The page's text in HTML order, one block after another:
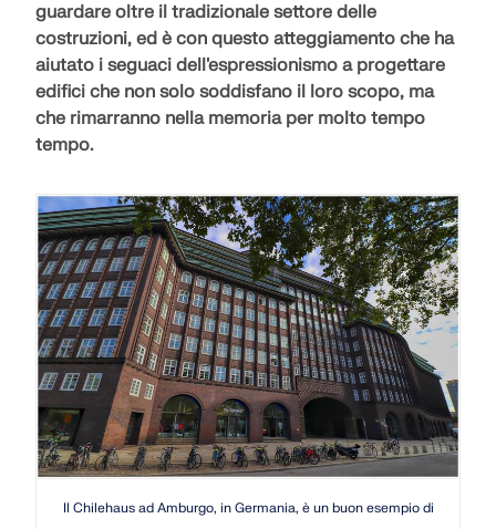
guardare oltre il tradizionale settore delle
costruzioni, ed è con questo atteggiamento che ha
aiutato i seguaci dell'espressionismo a progettare
edifici che non solo soddisfano il loro scopo, ma
che rimarranno nella memoria per molto tempo
tempo.
Il Chilehaus ad Amburgo, in Germania, è un buon esempio di